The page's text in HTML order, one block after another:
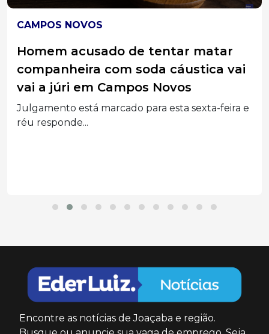
CAMPOS NOVOS
Homem acusado de tentar matar
companheira com soda cáustica vai
vai a júri em Campos Novos
Julgamento está marcado para esta sexta-feira e
réu responde...
Encontre as notícias de Joaçaba e região.